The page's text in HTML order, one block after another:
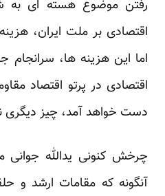
رفتن موضوع هسته ای به
اقتصادی بر ملت ایران،
اما این هزینه ها،
اقتصادی در پرتو اقتصاد
دست خواهد آمد، چیز دیگری
چرخش کنونی یدالله
آنگونه که مقامات ارشد و